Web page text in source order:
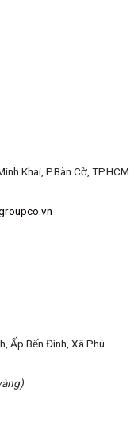
Khai, P.Bàn Cờ, TP.HCM
Ấp Bến Đình, Xã Phú